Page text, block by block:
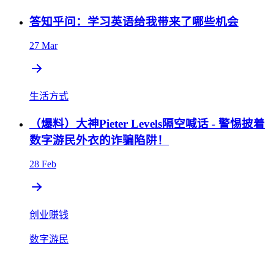
答知乎问：学习英语给我带来了哪些机会
27 Mar
生活方式
（爆料）大神Pieter Levels隔空喊话 - 警惕披着
数字游民外衣的诈骗陷阱！
28 Feb
创业赚钱
数字游民